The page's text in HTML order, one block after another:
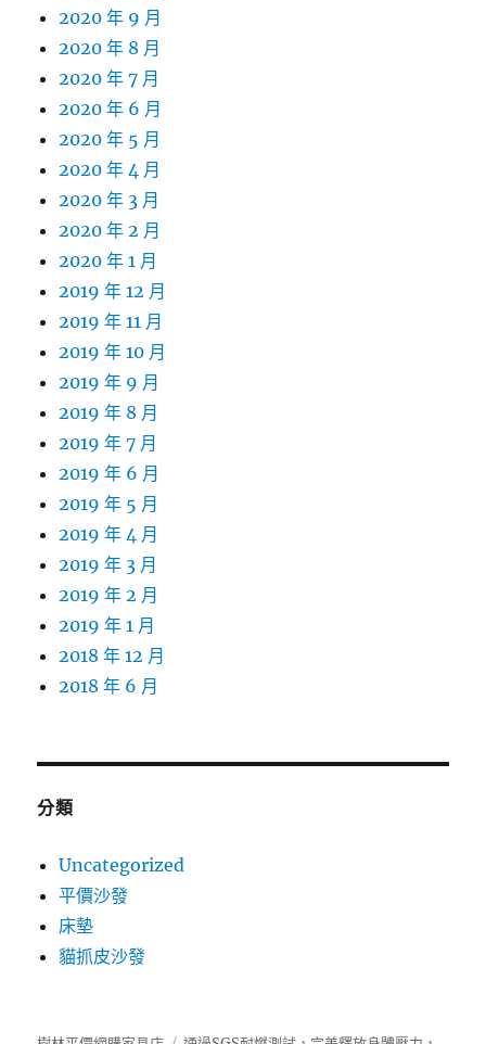
2020 年 9 月
2020 年 8 月
2020 年 7 月
2020 年 6 月
2020 年 5 月
2020 年 4 月
2020 年 3 月
2020 年 2 月
2020 年 1 月
2019 年 12 月
2019 年 11 月
2019 年 10 月
2019 年 9 月
2019 年 8 月
2019 年 7 月
2019 年 6 月
2019 年 5 月
2019 年 4 月
2019 年 3 月
2019 年 2 月
2019 年 1 月
2018 年 12 月
2018 年 6 月
分類
Uncategorized
平價沙發
床墊
貓抓皮沙發